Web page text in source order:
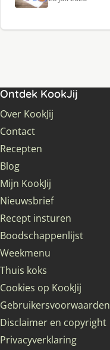
Ontdek KookJij
Over KookJij
Contact
Recepten
Blog
Mijn KookJij
Nieuwsbrief
Recept insturen
Boodschappenlijst
Weekmenu
Thuis koks
Cookies op KookJij
Gebruikersvoorwaarden
Disclaimer en copyright
Privacyverklaring